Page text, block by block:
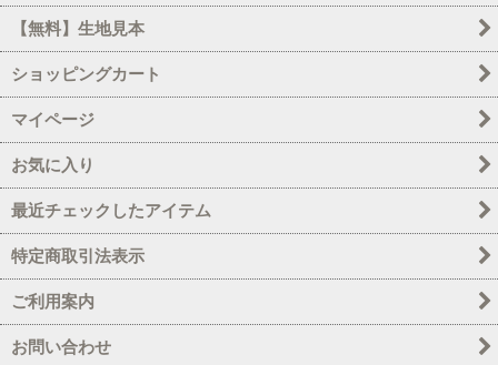
【無料】生地見本
ショッピングカート
マイページ
お気に入り
最近チェックしたアイテム
特定商取引法表示
ご利用案内
お問い合わせ